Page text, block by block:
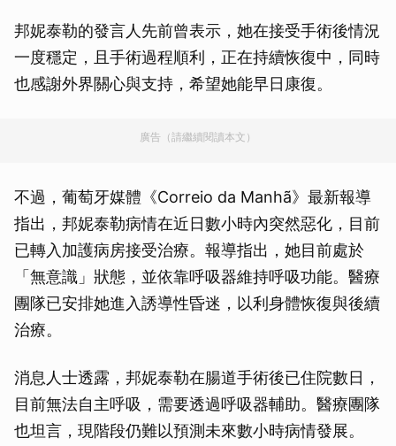
邦妮泰勒的發言人先前曾表示，她在接受手術後情況
一度穩定，且手術過程順利，正在持續恢復中，同時
也感謝外界關心與支持，希望她能早日康復。
廣告（請繼續閱讀本文）
不過，葡萄牙媒體《Correio da Manhã》最新報導
指出，邦妮泰勒病情在近日數小時內突然惡化，目前
已轉入加護病房接受治療。報導指出，她目前處於
「無意識」狀態，並依靠呼吸器維持呼吸功能。醫療
團隊已安排她進入誘導性昏迷，以利身體恢復與後續
治療。
消息人士透露，邦妮泰勒在腸道手術後已住院數日，
目前無法自主呼吸，需要透過呼吸器輔助。醫療團隊
也坦言，現階段仍難以預測未來數小時病情發展。